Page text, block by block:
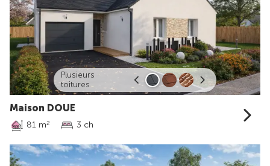
Maison DOUE
81 m2 3 ch
Plusieurs
toitures